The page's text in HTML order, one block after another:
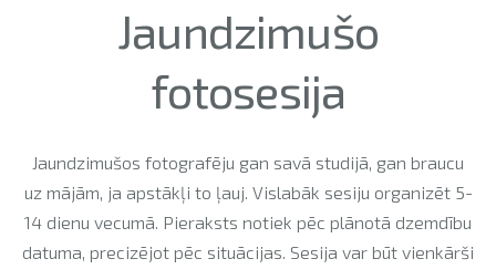
Jaundzimušo
fotosesija
Jaundzimušos fotografēju gan savā studijā, gan braucu
uz mājām, ja apstākļi to ļauj. Vislabāk sesiju organizēt 5-
14 dienu vecumā. Pieraksts notiek pēc plānotā dzemdību
datuma, precizējot pēc situācijas. Sesija var būt vienkārši